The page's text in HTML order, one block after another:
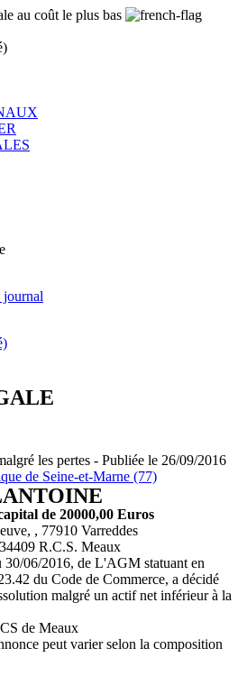
au coût le plus bas
journal
les pertes - Publiée le 26/09/2016
de Seine-et-Marne (77)
de 20000,00 Euros
, 77910 Varreddes
R.C.S. Meaux
30/06/2016, de L'AGM statuant en
du Code de Commerce, a décidé
malgré un actif net inférieur à la
de Meaux
peut varier selon la composition